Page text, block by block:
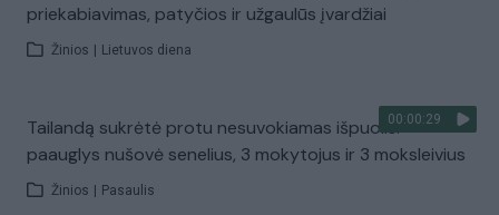
priekabiavimas, patyčios ir užgaulūs įvardžiai
Žinios Lietuvos diena
00:00:29
Tailandą sukrėtė protu nesuvokiamas išpuolis:
paauglys nušovė senelius, 3 mokytojus ir 3 moksleivius
Žinios Pasaulis